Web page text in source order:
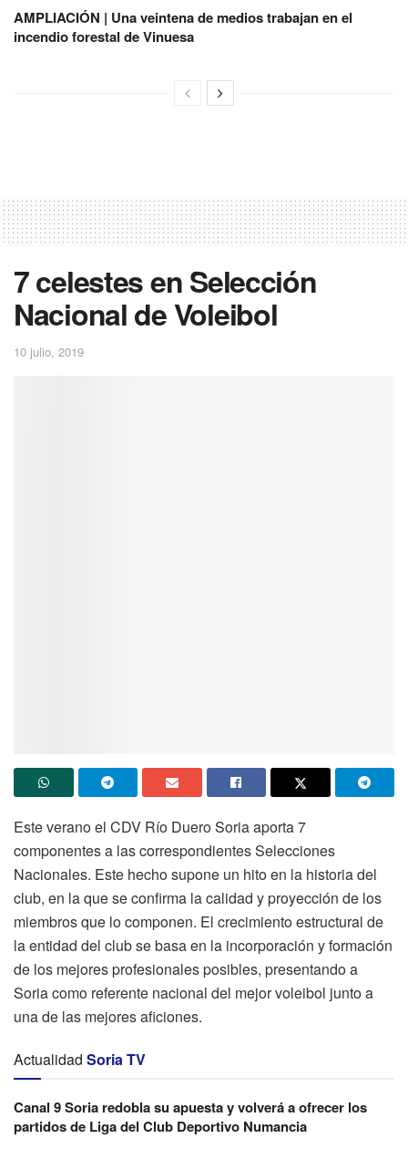
AMPLIACIÓN | Una veintena de medios trabajan en el
incendio forestal de Vinuesa
7 celestes en Selección
Nacional de Voleibol
10 julio, 2019
Este verano el CDV Río Duero Soria aporta 7
componentes a las correspondientes Selecciones
Nacionales. Este hecho supone un hito en la historia del
club, en la que se confirma la calidad y proyección de los
miembros que lo componen. El crecimiento estructural de
la entidad del club se basa en la incorporación y formación
de los mejores profesionales posibles, presentando a
Soria como referente nacional del mejor voleibol junto a
una de las mejores aficiones.
Actualidad Soria TV
Canal 9 Soria redobla su apuesta y volverá a ofrecer los
partidos de Liga del Club Deportivo Numancia